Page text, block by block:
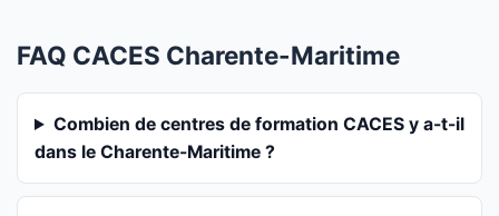
FAQ CACES Charente-Maritime
Combien de centres de formation CACES y a-t-il
dans le Charente-Maritime ?